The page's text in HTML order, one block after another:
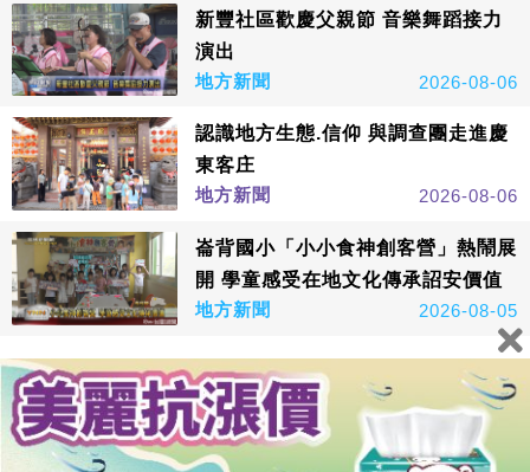
新豐社區歡慶父親節 音樂舞蹈接力
演出
地方新聞
2026-08-06
認識地方生態.信仰 與調查團走進慶
東客庄
地方新聞
2026-08-06
崙背國小「小小食神創客營」熱鬧展
開 學童感受在地文化傳承詔安價值
地方新聞
2026-08-05
看更多